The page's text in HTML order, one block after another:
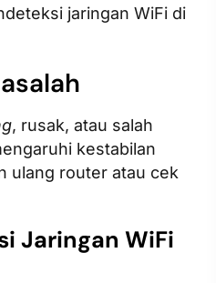
jaringan WiFi di
, rusak, atau salah
kestabilan
ulang router atau cek
Jaringan WiFi